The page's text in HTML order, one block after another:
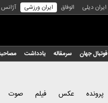
ایران دیلی الوفاق ایران ورزشی
فوتبال جهان سرمقاله یادداشت
پرونده عکس فیلم صوت